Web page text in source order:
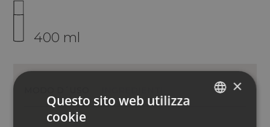
400 ml
×
Questo sito web utilizza
cookie